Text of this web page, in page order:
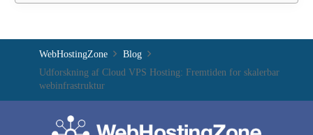
WebHostingZone
Blog
Udforskning af Cloud VPS Hosting: Fremtiden for skalerbar
webinfrastruktur